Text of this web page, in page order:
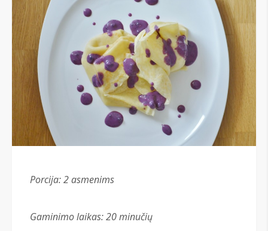
Porcija:2 asmenims
Gaminimo laikas: 20 minučių